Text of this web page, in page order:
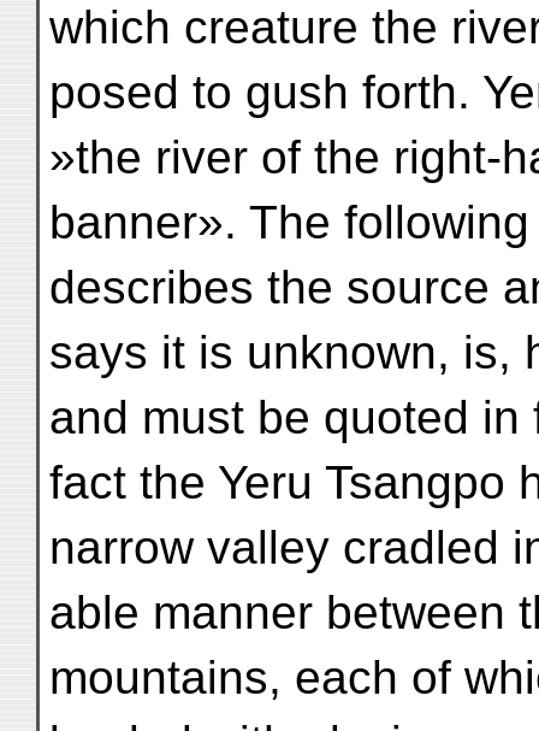
which creature the
posed to gush forth.
»the river of the right-
banner». The
describes the source
says it is unknown, is,
and must be quoted in
fact the Yeru Tsangpo
narrow valley cradled
able manner between
mountains, each of